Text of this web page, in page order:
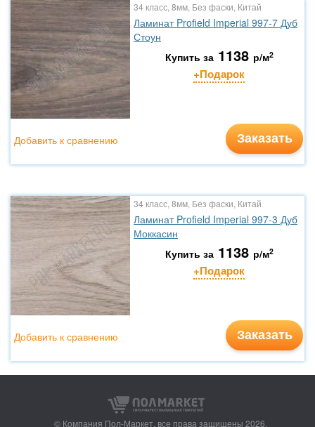
34 класс, 8мм, Без фаски, Китай
Ламинат Profield Imperial 997-7 Дуб
Стоун
Купить за 1138 р/м2
+Подарок
Заказать
Добавить к сравнению
34 класс, 8мм, Без фаски, Китай
Ламинат Profield Imperial 997-3 Дуб
Моккасин
Купить за 1138 р/м2
+Подарок
Заказать
Добавить к сравнению
© Компания Пол-Маркет, все права защищены 2026.